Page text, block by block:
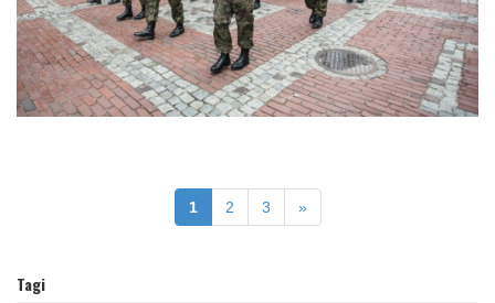
1 2 3 »
Tagi